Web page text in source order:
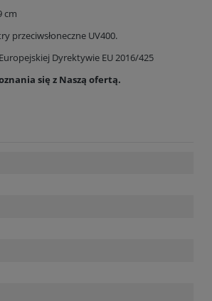
cm
przeciwsłoneczne UV400.
Dyrektywie EU 2016/425
się z Naszą ofertą.